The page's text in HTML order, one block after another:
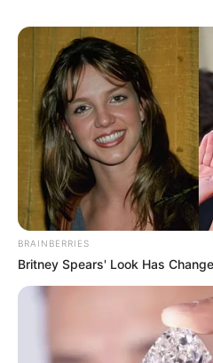
BRAINBERRIES
Britney Spears' Look Has